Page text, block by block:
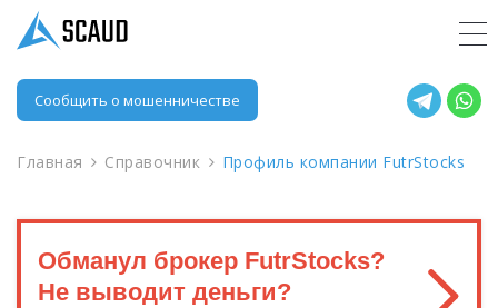
Сообщить о мошенничестве
Главная Справочник Профиль компании FutrStocks
Обманул брокер FutrStocks?
Не выводит деньги?